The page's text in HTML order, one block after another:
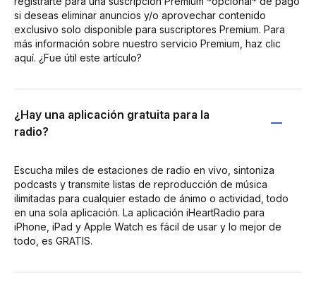
si deseas eliminar anuncios y/o aprovechar contenido
exclusivo solo disponible para suscriptores Premium. Para
más información sobre nuestro servicio Premium, haz clic
aquí. ¿Fue útil este artículo?
¿Hay una aplicación gratuita para la
radio?
Escucha miles de estaciones de radio en vivo, sintoniza
podcasts y transmite listas de reproducción de música
ilimitadas para cualquier estado de ánimo o actividad, todo
en una sola aplicación. La aplicación iHeartRadio para
iPhone, iPad y Apple Watch es fácil de usar y lo mejor de
todo, es GRATIS.